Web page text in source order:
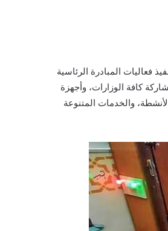
فعاليات المبادرة الرئاسية
والتي انطلقت فعالياتها 17 سبتمبر الجاري، وتستمر لمدة 100 يوم بمشاركة كافة الوزارات، وأجهزة
والخدمات المتنوعة